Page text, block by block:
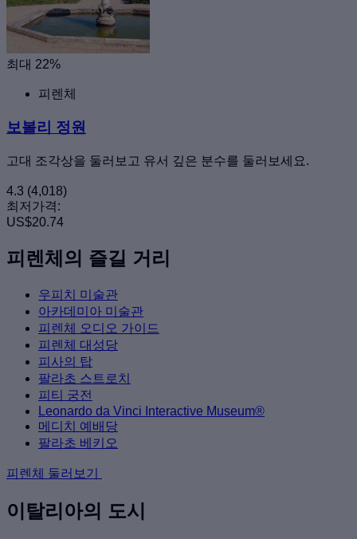
최대 22%
피렌체
보볼리 정원
고대 조각상을 둘러보고 유서 깊은 분수를 둘러보세요.
4.3 (4,018)
최저가격:
US$20.74
피렌체의 즐길 거리
우피치 미술관
아카데미아 미술관
피렌체 오디오 가이드
피렌체 대성당
피사의 탑
팔라초 스트로치
피티 궁전
Leonardo da Vinci Interactive Museum®
메디치 예배당
팔라초 베키오
피렌체 둘러보기
이탈리아의 도시